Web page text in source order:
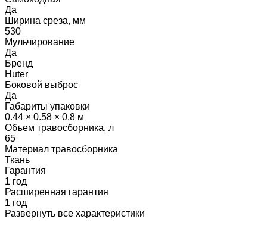
Да
Ширина среза, мм
530
Мульчирование
Да
Бренд
Huter
Боковой выброс
Да
Габариты упаковки
0.44 × 0.58 × 0.8 м
Объем травосборника, л
65
Материал травосборника
Ткань
Гарантия
1 год
Расширенная гарантия
1 год
Развернуть все характеристики